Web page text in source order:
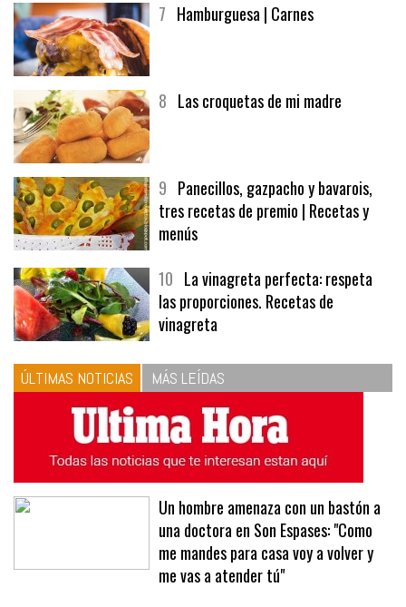
7 Hamburguesa | Carnes
8 Las croquetas de mi madre
9 Panecillos, gazpacho y bavarois,
tres recetas de premio | Recetas y
menús
10 La vinagreta perfecta: respeta
las proporciones. Recetas de
vinagreta
ÚLTIMAS NOTICIAS MÁS LEÍDAS
Un hombre amenaza con un bastón a
una doctora en Son Espases: "Como
me mandes para casa voy a volver y
me vas a atender tú"